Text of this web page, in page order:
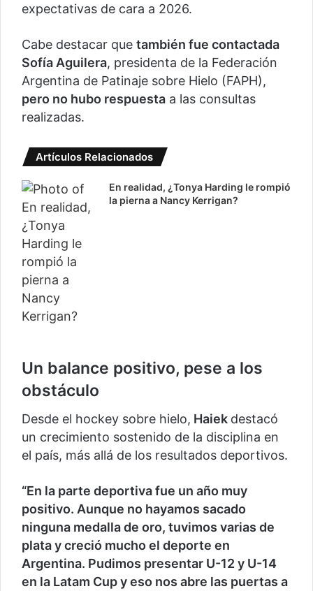
expectativas de cara a 2026.
Cabe destacar que también fue contactada
Sofía Aguilera, presidenta de la Federación
Argentina de Patinaje sobre Hielo (FAPH),
pero no hubo respuesta a las consultas
realizadas.
Artículos Relacionados
En realidad, ¿Tonya Harding le rompió
la pierna a Nancy Kerrigan?
Un balance positivo, pese a los
obstáculo
Desde el hockey sobre hielo, Haiek destacó
un crecimiento sostenido de la disciplina en
el país, más allá de los resultados deportivos.
“En la parte deportiva fue un año muy
positivo. Aunque no hayamos sacado
ninguna medalla de oro, tuvimos varias de
plata y creció mucho el deporte en
Argentina. Pudimos presentar U-12 y U-14
en la Latam Cup y eso nos abre las puertas a